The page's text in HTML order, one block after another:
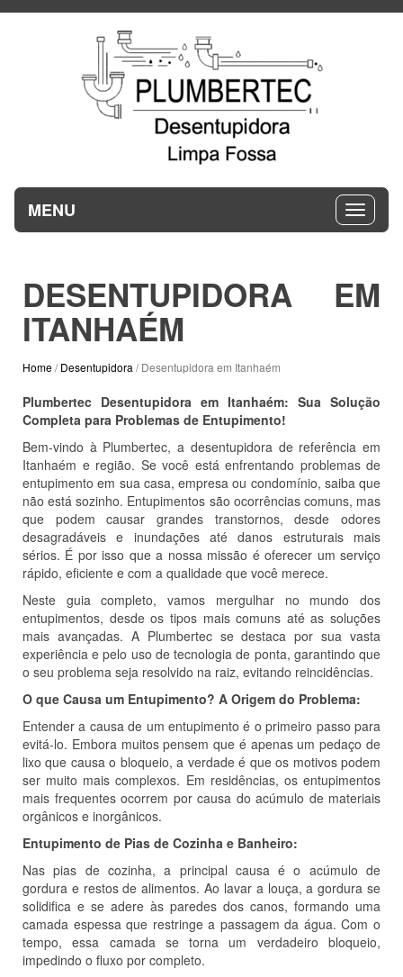
MENU
DESENTUPIDORA EM
ITANHAÉM
Home/Desentupidora / Desentupidora em Itanhaém
Plumbertec Desentupidora em Itanhaém: Sua Solução
Completa para Problemas de Entupimento!
Bem-vindo à Plumbertec, a desentupidora de referência em
Itanhaém e região. Se você está enfrentando problemas de
entupimento em sua casa, empresa ou condomínio, saiba que
não está sozinho. Entupimentos são ocorrências comuns, mas
que podem causar grandes transtornos, desde odores
desagradáveis e inundações até danos estruturais mais
sérios. É por isso que a nossa missão é oferecer um serviço
rápido, eficiente e com a qualidade que você merece.
Neste guia completo, vamos mergulhar no mundo dos
entupimentos, desde os tipos mais comuns até as soluções
mais avançadas. A Plumbertec se destaca por sua vasta
experiência e pelo uso de tecnologia de ponta, garantindo que
o seu problema seja resolvido na raiz, evitando reincidências.
O que Causa um Entupimento? A Origem do Problema:
Entender a causa de um entupimento é o primeiro passo para
evitá-lo. Embora muitos pensem que é apenas um pedaço de
lixo que causa o bloqueio, a verdade é que os motivos podem
ser muito mais complexos. Em residências, os entupimentos
mais frequentes ocorrem por causa do acúmulo de materiais
orgânicos e inorgânicos.
Entupimento de Pias de Cozinha e Banheiro:
Nas pias de cozinha, a principal causa é o acúmulo de
gordura e restos de alimentos. Ao lavar a louça, a gordura se
solidifica e se adere às paredes dos canos, formando uma
camada espessa que restringe a passagem da água. Com o
tempo, essa camada se torna um verdadeiro bloqueio,
impedindo o fluxo por completo.